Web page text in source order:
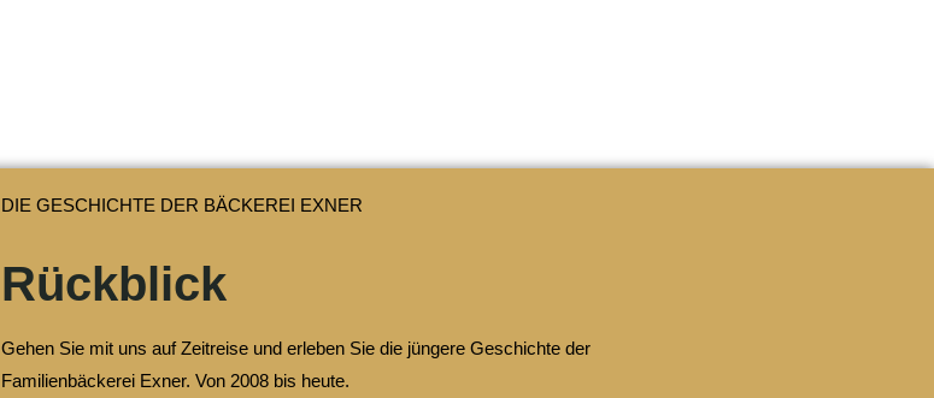
DIE GESCHICHTE DER BÄCKEREI EXNER
Rückblick
Gehen Sie mit uns auf Zeitreise und erleben Sie die jüngere Geschichte der
Familienbäckerei Exner. Von 2008 bis heute.